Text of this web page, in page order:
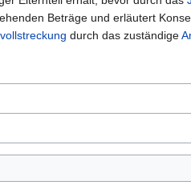
Beträge und erläutert
durch das zuständige